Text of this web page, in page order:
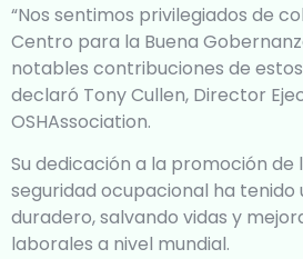
“Nos sentimos privilegiados de
Centro para la Buena
notables contribuciones de
declaró Tony Cullen, Director
OSHAssociation.
Su dedicación a la promoción de
seguridad ocupacional ha tenido
duradero, salvando vidas y
laborales a nivel mundial.